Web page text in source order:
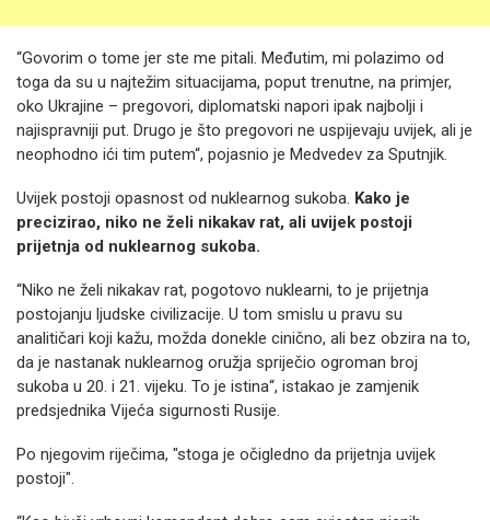
“Govorim o tome jer ste me pitali. Međutim, mi polazimo od
toga da su u najtežim situacijama, poput trenutne, na primjer,
oko Ukrajine – pregovori, diplomatski napori ipak najbolji i
najispravniji put. Drugo je što pregovori ne uspijevaju uvijek, ali je
neophodno ići tim putem“, pojasnio je Medvedev za Sputnjik.
Uvijek postoji opasnost od nuklearnog sukoba. Kako je
precizirao, niko ne želi nikakav rat, ali uvijek postoji
prijetnja od nuklearnog sukoba.
“Niko ne želi nikakav rat, pogotovo nuklearni, to je prijetnja
postojanju ljudske civilizacije. U tom smislu u pravu su
analitičari koji kažu, možda donekle cinično, ali bez obzira na to,
da je nastanak nuklearnog oružja spriječio ogroman broj
sukoba u 20. i 21. vijeku. To je istina“, istakao je zamjenik
predsjednika Vijeća sigurnosti Rusije.
Po njegovim riječima, "stoga je očigledno da prijetnja uvijek
postoji".